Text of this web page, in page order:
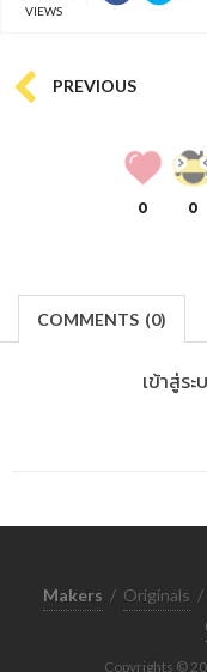
VIEWS
PREVIOUS
0 0
COMMENTS (0)
เข้าสู่ร
Makers / Originals /
Copyrights ©